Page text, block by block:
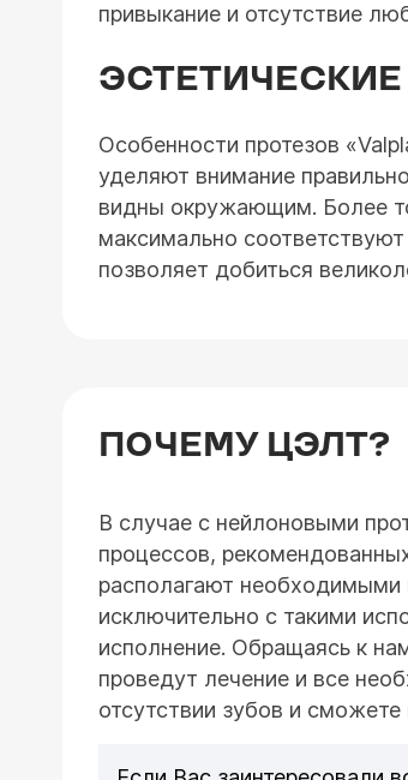
привыкание и отсутствие
Особенности протезов
уделяют внимание
видны окружающим. Более
максимально
позволяет добиться
ПОЧЕМУ ЦЭЛТ?
В случае с нейлоновыми
процессов,
располагают необходимыми
исключительно с такими
исполнение. Обращаясь к
проведут лечение и все
отсутствии зубов и